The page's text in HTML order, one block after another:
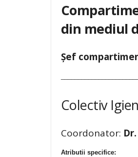
din mediul
Șef
Colectiv
Coordonator:
Atributii specifice: